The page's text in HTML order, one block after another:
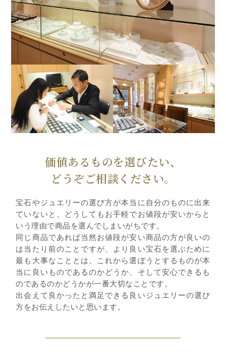
価値あるものを選びたい、
どうぞご相談ください。
宝石やジュエリーの選び方が本当に自分のものに出来
ていないと、どうしてもお手軽でお値段が安いからと
いう理由で商品を選んでしまいがちです。
同じ商品であれば当然お値段が安い商品の方が良いの
は当たり前のことですが、より良い宝石を選ぶために
最も大事なこととは、これから選ぼうとするものが本
当に良いものであるのかどうか、そして安心できるも
のであるのかどうかが一番大切なことです。
出会えて良かったと満足できる良いジュエリーの選び
方をお伝えしたいと思います。